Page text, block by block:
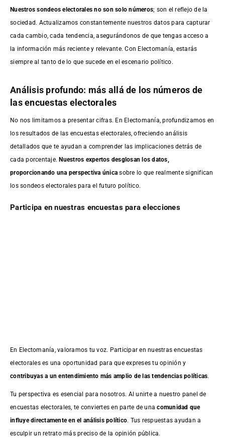
Nuestros sondeos electorales no son solo números; son el reflejo de la
sociedad. Actualizamos constantemente nuestros datos para capturar
cada cambio, cada tendencia, asegurándonos de que tengas acceso a
la información más reciente y relevante. Con Electomanía, estarás
siempre al tanto de lo que sucede en el escenario político.
Análisis profundo: más allá de los números de
las encuestas electorales
No nos limitamos a presentar cifras. En Electomanía, profundizamos en
los resultados de las encuestas electorales, ofreciendo análisis
detallados que te ayudan a comprender las implicaciones detrás de
cada porcentaje.Nuestros expertos desglosan los datos,
proporcionando una perspectiva única sobre lo que realmente significan
los sondeos electorales para el futuro político.
Participa en nuestras encuestas para elecciones
En Electomanía, valoramos tu voz. Participar en nuestras encuestas
electorales es una oportunidad para que expreses tu opinión y
contribuyas a un entendimiento más amplio de las tendencias políticas.
Tu perspectiva es esencial para nosotros. Al unirte a nuestro panel de
encuestas electorales, te conviertes en parte de unacomunidad que
influye directamente en el análisis político. Tus respuestas ayudan a
esculpir un retrato más preciso de la opinión pública.